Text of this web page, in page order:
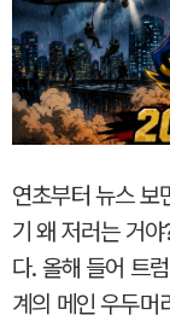
연초부터 뉴스 보
기 왜 저러는 거
다. 올해 들어 트
계의 메인 우두머